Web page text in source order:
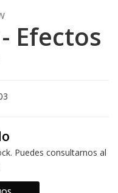
Efectos
Puedes consultarnos al